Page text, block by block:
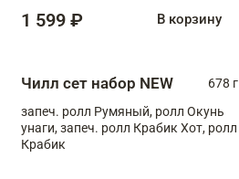
1 599 ₽ В корзину
Чилл сет набор NEW
678 г
запеч. ролл Румяный, ролл Окунь
унаги, запеч. ролл Крабик Хот, ролл
Крабик